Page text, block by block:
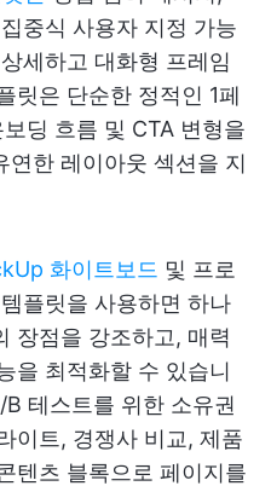
중식 사용자 지정 가능
세하고 대화형 프레임
릿은 단순한 정적인 1페
딩 흐름 및 CTA 변형을
한 레이아웃 섹션을 지
화이트보드 및 프로
플릿을 사용하면 하나
장점을 강조하고, 매력
을 최적화할 수 있습니
테스트를 위한 소유권
이트, 경쟁사 비교, 제품
텐츠 블록으로 페이지를